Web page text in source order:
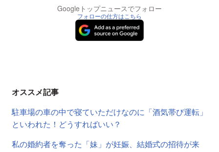
Googleトップニュースでフォロー
フォローの仕方はこちら
オススメ記事
駐車場の車の中で寝ていただけなのに「酒気帯び運転」
といわれた！どうすればいい？
私の婚約者を奪った「妹」が妊娠、結婚式の招待が来